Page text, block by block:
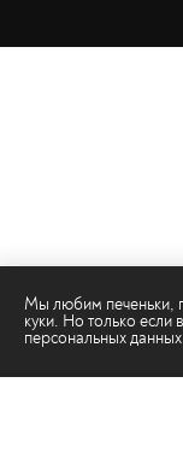
Мы любим печеньки,
куки. Но только если
персональных данных